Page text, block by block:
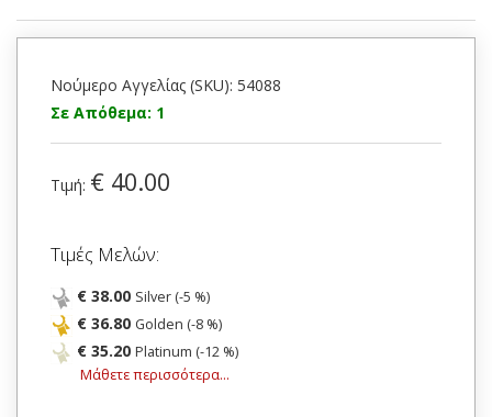
Νούμερο Αγγελίας (SKU): 54088
Σε Απόθεμα: 1
Τιμή: € 40.00
Τιμές Μελών:
€ 38.00 Silver (-5 %)
€ 36.80 Golden (-8 %)
€ 35.20 Platinum (-12 %)
Μάθετε περισσότερα...